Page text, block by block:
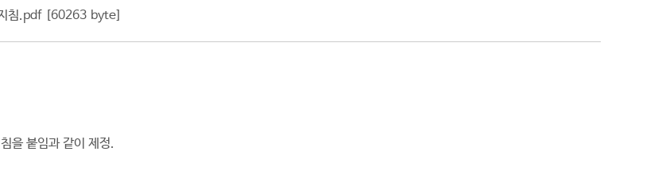
지침.pdf [60263 byte]
을 붙임과 같이 제정.